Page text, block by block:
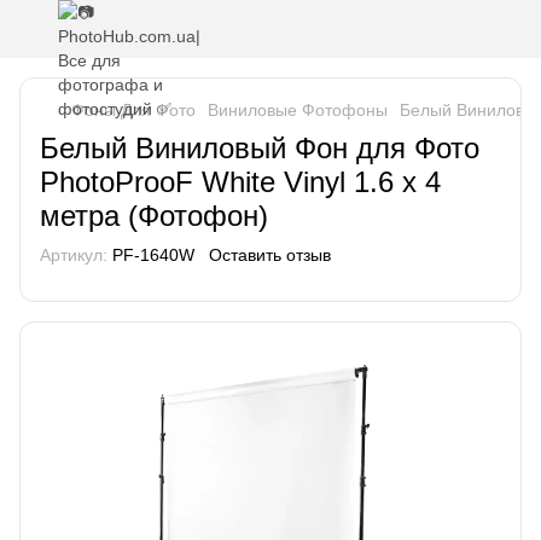
Фоны Для Фото Виниловые Фотофоны Белый
Белый Виниловый Фон для Фото
PhotoProoF White Vinyl 1.6 х 4
метра (Фотофон)
Артикул: PF-1640W Оставить отзыв